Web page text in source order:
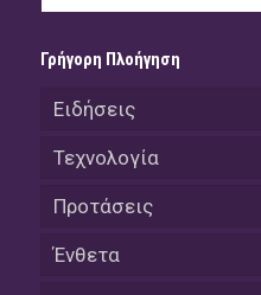
Γρήγορη Πλοήγηση
Ειδήσεις
Τεχνολογία
Προτάσεις
Ένθετα